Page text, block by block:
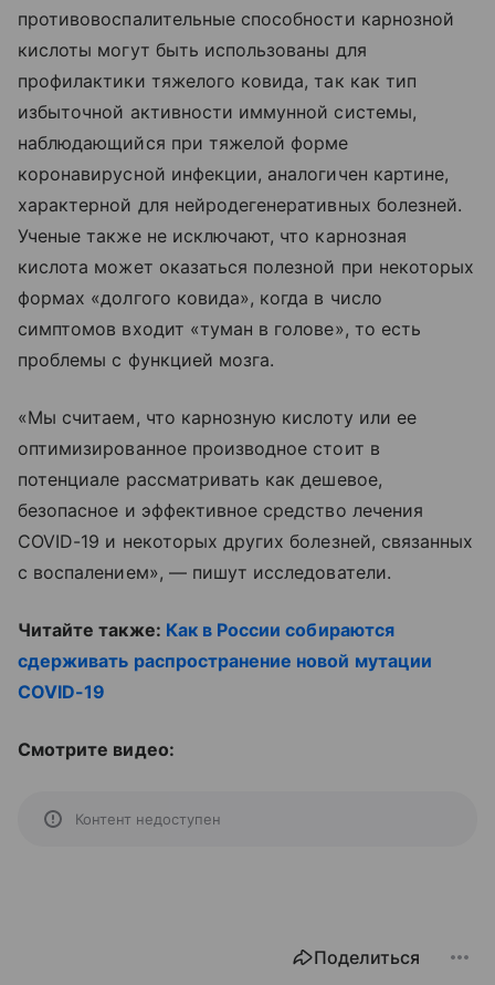
противовоспалительные способности карнозной
кислоты могут быть использованы для
профилактики тяжелого ковида, так как тип
избыточной активности иммунной системы,
наблюдающийся при тяжелой форме
коронавирусной инфекции, аналогичен картине,
характерной для нейродегенеративных болезней.
Ученые также не исключают, что карнозная
кислота может оказаться полезной при некоторых
формах «долгого ковида», когда в число
симптомов входит «туман в голове», то есть
проблемы с функцией мозга.
«Мы считаем, что карнозную кислоту или ее
оптимизированное производное стоит в
потенциале рассматривать как дешевое,
безопасное и эффективное средство лечения
COVID-19 и некоторых других болезней, связанных
с воспалением», — пишут исследователи.
Читайте также: Как в России собираются
сдерживать распространение новой мутации
COVID-19
Смотрите видео:
Контент недоступен
Поделиться